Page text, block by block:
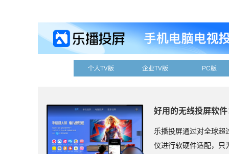
个人TV版 企业TV版 PC版
好用的无线投屏软
乐播投屏通过对全球超
仪进行软硬件适配，只